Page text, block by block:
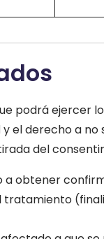
que podrá
derecho a no
da del
a obtener